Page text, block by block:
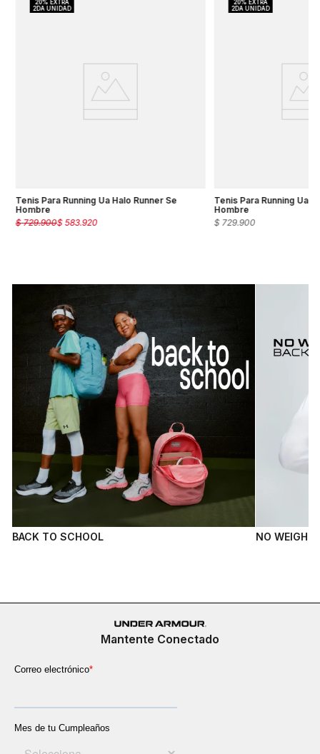
Tenis Para Running Ua Halo Runner Se
Hombre
$ 583.920
$ 729.900
Tenis Para Running Ua
Hombre
$ 729.900
BACK TO SCHOOL NO WEIGH
Mantente Conectado